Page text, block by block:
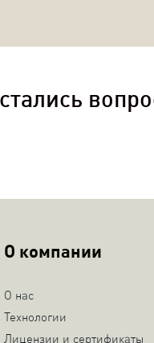
О компании
О нас
Технологии
Лицензии и сертификаты